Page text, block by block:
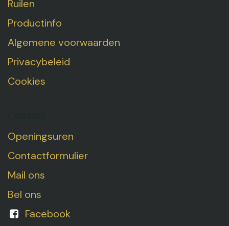
Ruilen
Productinfo
Algemene voorwaarden
Privacybeleid
Cookies
Openingsuren
Contactformulier
Mail ons
Bel ons
Facebook